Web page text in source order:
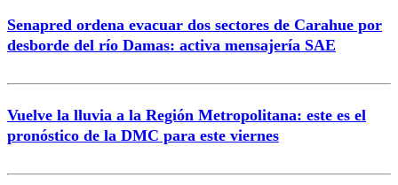
Senapred ordena evacuar dos sectores de Carahue por
desborde del río Damas: activa mensajería SAE
Vuelve la lluvia a la Región Metropolitana: este es el
pronóstico de la DMC para este viernes